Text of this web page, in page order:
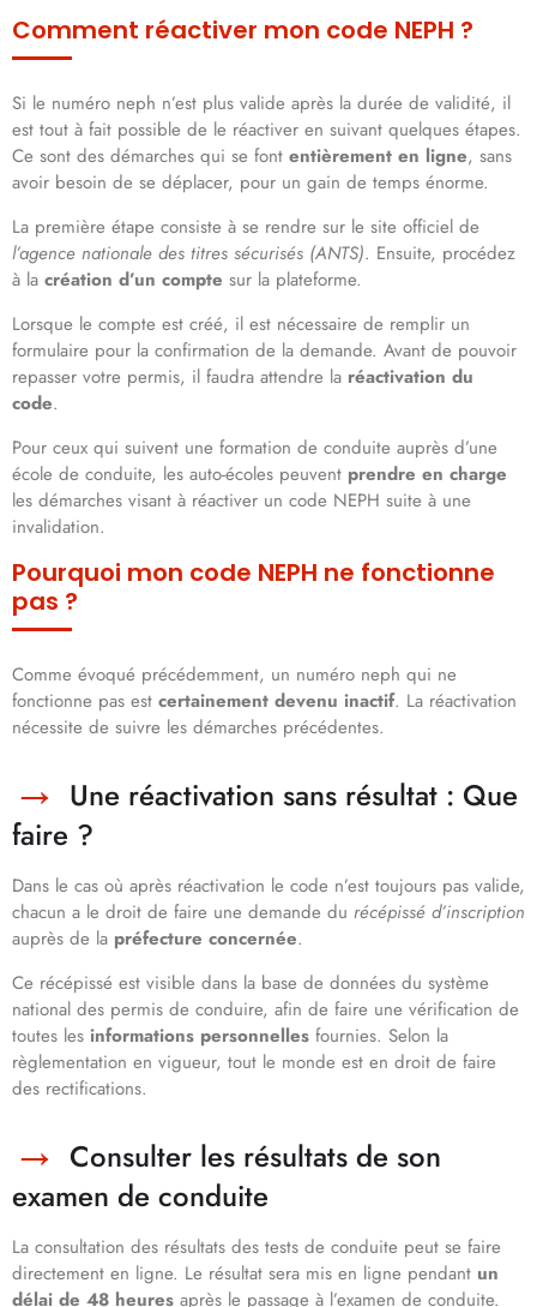
Comment réactiver mon code NEPH ?
Si le numéro neph n’est plus valide après la durée de validité, il
est tout à fait possible de le réactiver en suivant quelques étapes.
Ce sont des démarches qui se font entièrement en ligne, sans
avoir besoin de se déplacer, pour un gain de temps énorme.
La première étape consiste à se rendre sur le site officiel de
l’agence nationale des titres sécurisés (ANTS). Ensuite, procédez
à la création d’un compte sur la plateforme.
Lorsque le compte est créé, il est nécessaire de remplir un
formulaire pour la confirmation de la demande. Avant de pouvoir
repasser votre permis, il faudra attendre la réactivation du
code.
Pour ceux qui suivent une formation de conduite auprès d’une
école de conduite, les auto-écoles peuvent prendre en charge
les démarches visant à réactiver un code NEPH suite à une
invalidation.
Pourquoi mon code NEPH ne fonctionne
pas ?
Comme évoqué précédemment, un numéro neph qui ne
fonctionne pas est certainement devenu inactif. La réactivation
nécessite de suivre les démarches précédentes.
Une réactivation sans résultat : Que
faire ?
Dans le cas où après réactivation le code n’est toujours pas valide,
chacun a le droit de faire une demande du récépissé d’inscription
auprès de la préfecture concernée.
Ce récépissé est visible dans la base de données du système
national des permis de conduire, afin de faire une vérification de
toutes les informations personnelles fournies. Selon la
règlementation en vigueur, tout le monde est en droit de faire
des rectifications.
Consulter les résultats de son
examen de conduite
La consultation des résultats des tests de conduite peut se faire
directement en ligne. Le résultat sera mis en ligne pendant un
délai de 48 heures après le passage à l’examen de conduite.